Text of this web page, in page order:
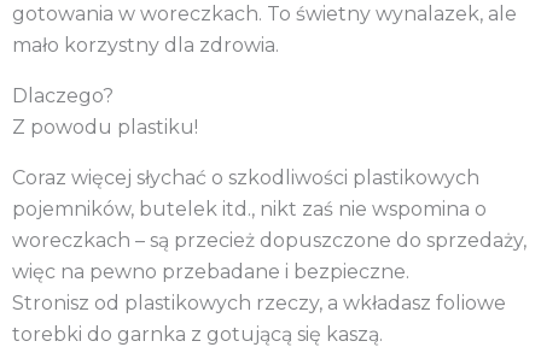
gotowania w woreczkach. To świetny wynalazek, ale
mało korzystny dla zdrowia.
Dlaczego?
Z powodu plastiku!
Coraz więcej słychać o szkodliwości plastikowych
pojemników, butelek itd., nikt zaś nie wspomina o
woreczkach – są przecież dopuszczone do sprzedaży,
więc na pewno przebadane i bezpieczne.
Stronisz od plastikowych rzeczy, a wkładasz foliowe
torebki do garnka z gotującą się kaszą.